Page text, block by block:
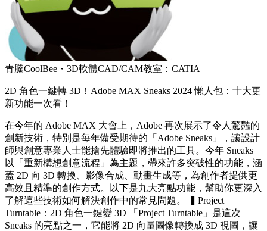
青騰CoolBee・3D軟體CAD/CAM教室：CATIA
2D 角色一鍵轉 3D！Adobe MAX Sneaks 2024 懶人包：十大更
新功能一次看！
在今年的 Adobe MAX 大會上，Adobe 再次展示了令人驚豔的
創新技術，特別是每年備受期待的「Adobe Sneaks」，讓設計
師與創意專業人士能搶先體驗即將推出的工具。今年 Sneaks
以「重新構想創意流程」為主題，帶來許多突破性的功能，涵
蓋 2D 向 3D 轉換、影像合成、動畫生成等，為創作者提供更
高效且精準的創作方式。以下是九大亮點功能，幫助你更深入
了解這些技術如何解決創作中的常見問題。 ▍Project
Turntable：2D 角色一鍵變 3D 「Project Turntable」是這次
Sneaks 的亮點之一，它能將 2D 向量圖像轉換成 3D 視圖，讓